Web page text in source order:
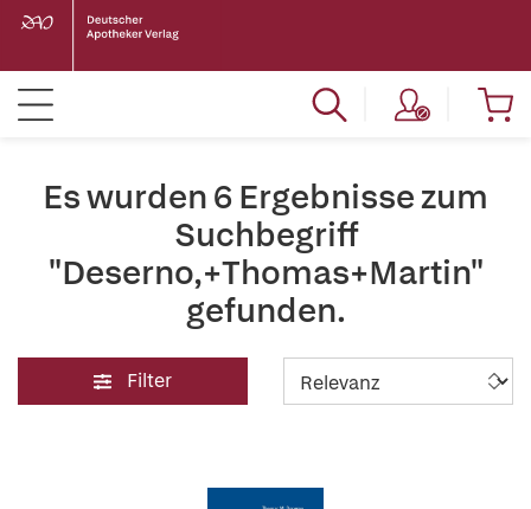
Es wurden 6 Ergebnisse zum
Suchbegriff
"Deserno,+Thomas+Martin"
gefunden.
Filter